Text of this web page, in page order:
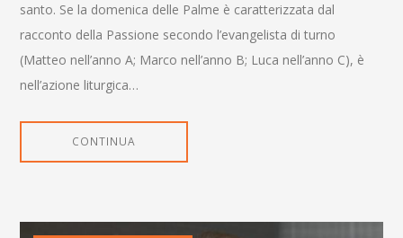
santo. Se la domenica delle Palme è caratterizzata dal
racconto della Passione secondo l’evangelista di turno
(Matteo nell’anno A; Marco nell’anno B; Luca nell’anno C), è
nell’azione liturgica…
CONTINUA